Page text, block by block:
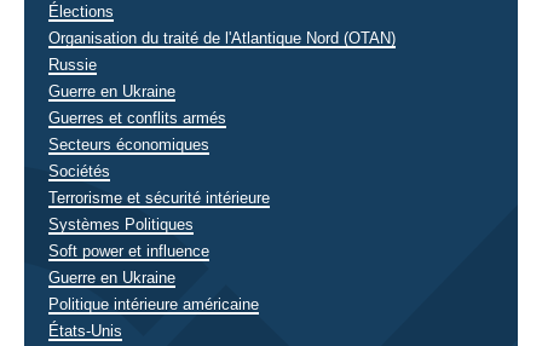
Élections
Organisation du traité de l'Atlantique Nord (OTAN)
Russie
Guerre en Ukraine
Guerres et conflits armés
Secteurs économiques
Sociétés
Terrorisme et sécurité intérieure
Systèmes Politiques
Soft power et influence
Régions
Guerre en Ukraine
Politique intérieure américaine
États-Unis